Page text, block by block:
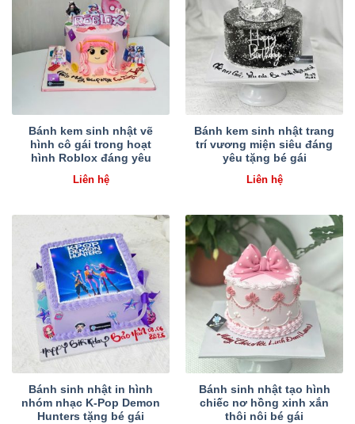
Bánh kem sinh nhật vẽ
hình cô gái trong hoạt
hình Roblox đáng yêu
Liên hệ
Bánh kem sinh nhật trang
trí vương miện siêu đáng
yêu tặng bé gái
Liên hệ
Bánh sinh nhật in hình
nhóm nhạc K-Pop Demon
Hunters tặng bé gái
Bánh sinh nhật tạo hình
chiếc nơ hồng xinh xắn
thôi nôi bé gái